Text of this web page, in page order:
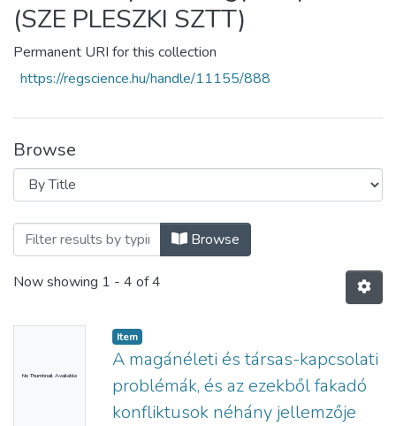
(SZE PLESZKI SZTT)
Permanent URI for this collection
https://regscience.hu/handle/11155/888
Browse
Browsing Tanulmányok - magyar
Browse
Now showing 1 - 4 of 4
No Thumbnail Available
Item
A magánéleti és társas-kapcsolati
problémák, és az ezekből fakadó
konfliktusok néhány jellemzője